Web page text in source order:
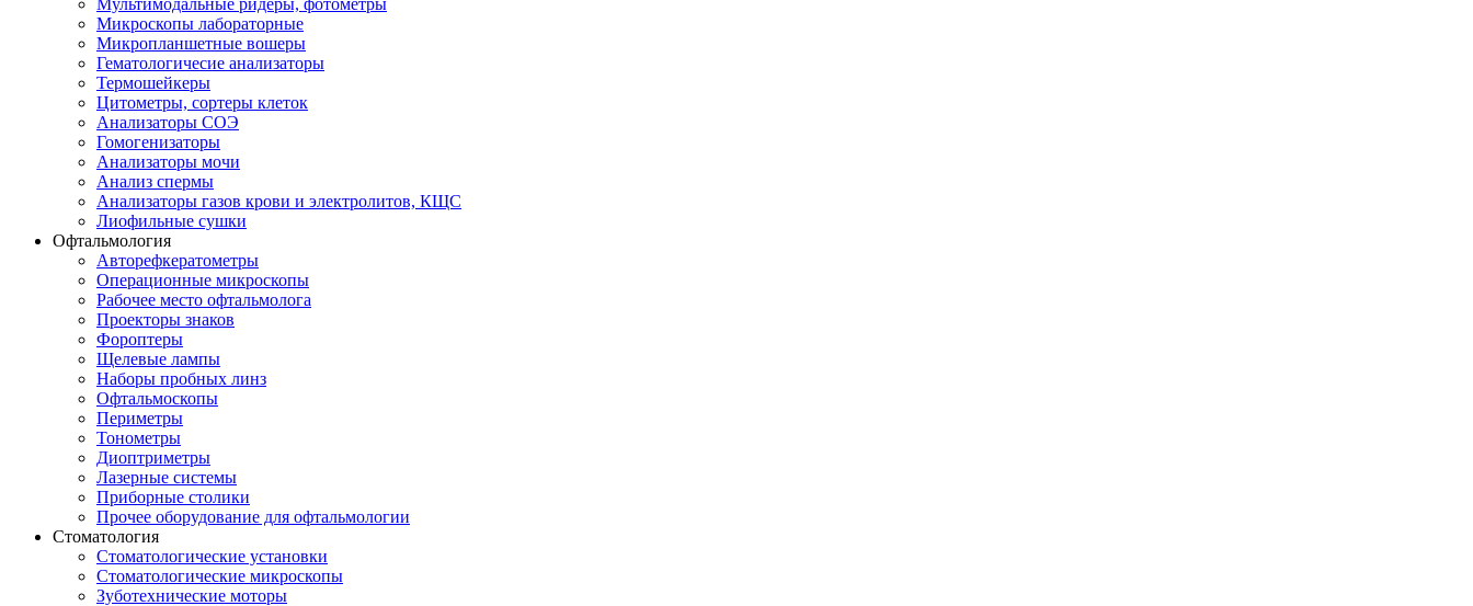
Мультимодальные ридеры, фотометры
Микроскопы лабораторные
Микропланшетные вошеры
Гематологичесие анализаторы
Термошейкеры
Цитометры, сортеры клеток
Анализаторы СОЭ
Гомогенизаторы
Анализаторы мочи
Анализ спермы
Анализаторы газов крови и электролитов, КЩС
Лиофильные сушки
Офтальмология
Авторефкератометры
Операционные микроскопы
Рабочее место офтальмолога
Проекторы знаков
Фороптеры
Щелевые лампы
Наборы пробных линз
Офтальмоскопы
Периметры
Тонометры
Диоптриметры
Лазерные системы
Приборные столики
Прочее оборудование для офтальмологии
Стоматология
Стоматологические установки
Стоматологические микроскопы
Зуботехнические моторы